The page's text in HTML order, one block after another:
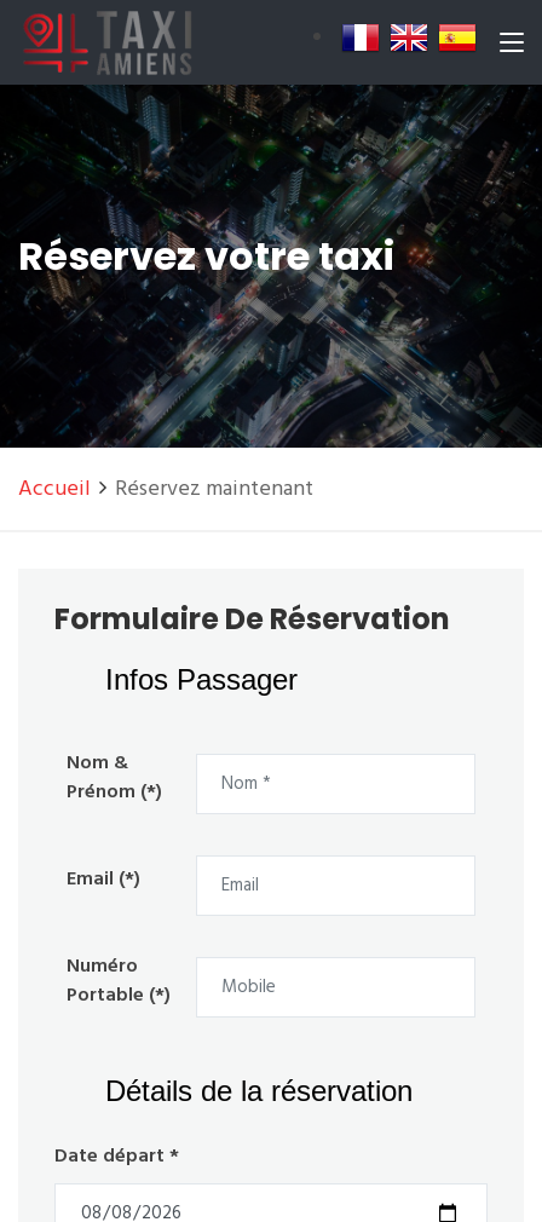
Réservez votre taxi
Accueil Réservez maintenant
Formulaire De Réservation
Infos Passager
Nom &
Prénom (*)
Email (*)
Numéro
Portable (*)
Détails de la réservation
Date départ *